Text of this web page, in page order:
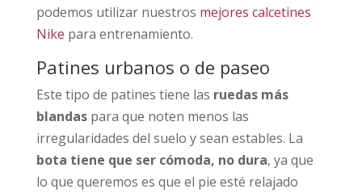
podemos utilizar nuestros mejores calcetines
Nike para entrenamiento.
Patines urbanos o de paseo
Este tipo de patines tiene las ruedas más
blandas para que noten menos las
irregularidades del suelo y sean estables. La
bota tiene que ser cómoda, no dura, ya que
lo que queremos es que el pie esté relajado